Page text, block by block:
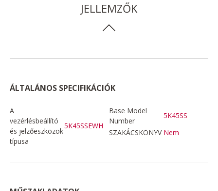
JELLEMZŐK
ÁLTALÁNOS SPECIFIKÁCIÓK
A
vezérlésbeállító
és jelzőeszközök
típusa
5K45SSEWH
Base Model
Number
5K45SS
SZAKÁCSKÖNYV Nem